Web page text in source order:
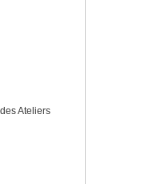
Ateliers